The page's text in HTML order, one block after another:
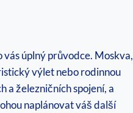
vás úplný průvodce. Moskva,
výlet nebo rodinnou
a železničních spojení, a
naplánovat váš další